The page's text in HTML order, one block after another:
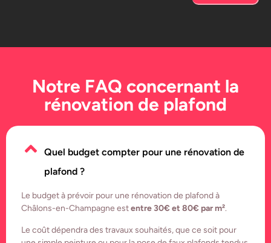
Notre FAQ concernant la
rénovation de plafond
Quel budget compter pour une rénovation de
plafond ?
Le budget à prévoir pour une rénovation de plafond à
Châlons-en-Champagne estentre 30€ et 80€ par m².
Le coût dépendra des travaux souhaités, que ce soit pour